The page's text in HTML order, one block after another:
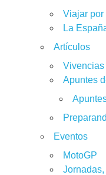
Viajar por
La
Artículos
Vivencias
Apuntes
Eventos
MotoGP